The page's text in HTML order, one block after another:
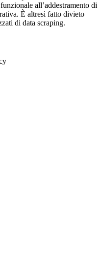
all’addestramento di
È altresì fatto divieto
di data scraping.